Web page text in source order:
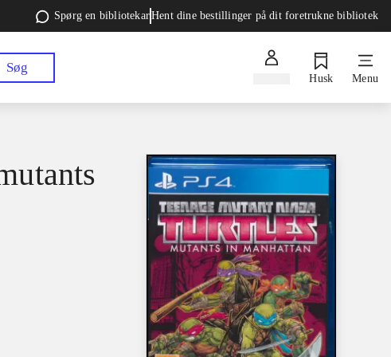
Spørg en bibliotekarHent dine bestillinger på dit foretrukne bibliotek
Søg
Husk Menu